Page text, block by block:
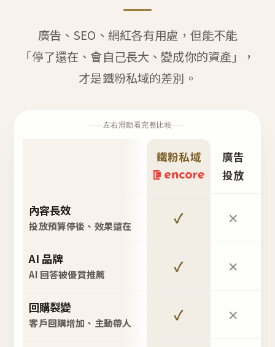
廣告、SEO、網紅各有用處，但能不能
「停了還在、會自己長大、變成你的資產」，
才是鐵粉私域的差別。
左右滑動看完整比較
鐵粉私域
廣告
投放
內容長效
投放預算停後、效果還在 ✓ ✕
AI 品牌
AI 回答被優質推薦 ✓ ✕
回購裂變
客戶回購增加、主動帶人 ✓ ✕